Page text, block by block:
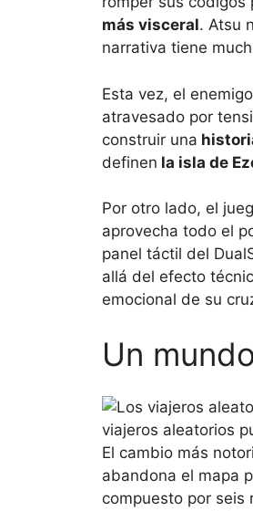
más visceral. Atsu
narrativa tiene
Esta vez, el
atravesado por
construir una
definen la isla de
Por otro lado, el
aprovecha todo el
panel táctil del
allá del efecto
emocional de su
Un
viajeros aleatorios
El cambio más
abandona el mapa
compuesto por seis